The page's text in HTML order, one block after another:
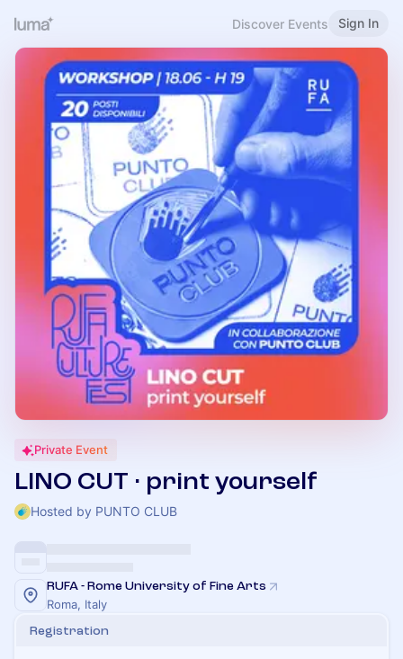
Discover Events Sign In
Private Event
LINO CUT · print yourself
Hosted by PUNTO CLUB
RUFA - Rome University of Fine Arts
Roma, Italy
Registration